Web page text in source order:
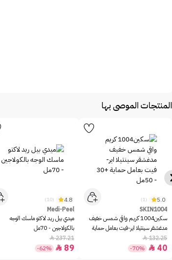
المنتجات الموصى بها
5.0
(1)
SKIN1004
سكين1004 كريم واقي شمس خفيف
مدغشقر سينتيلا اير-فيت بعامل حماية
+30 - 50مل
132.25

40

-70%
4.8
(10)
Medi-Peel
ميدي بيل ريد لاكتو ماسك الوجه
بالكولاجين - 70مل
237.21

89

-62%